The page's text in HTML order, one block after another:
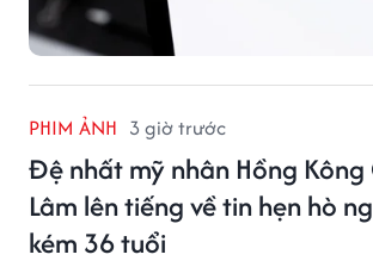
PHIM ẢNH 3 giờ trước
Đệ nhất mỹ nhân Hồng Kông
Lâm lên tiếng về tin hẹn hò
kém 36 tuổi